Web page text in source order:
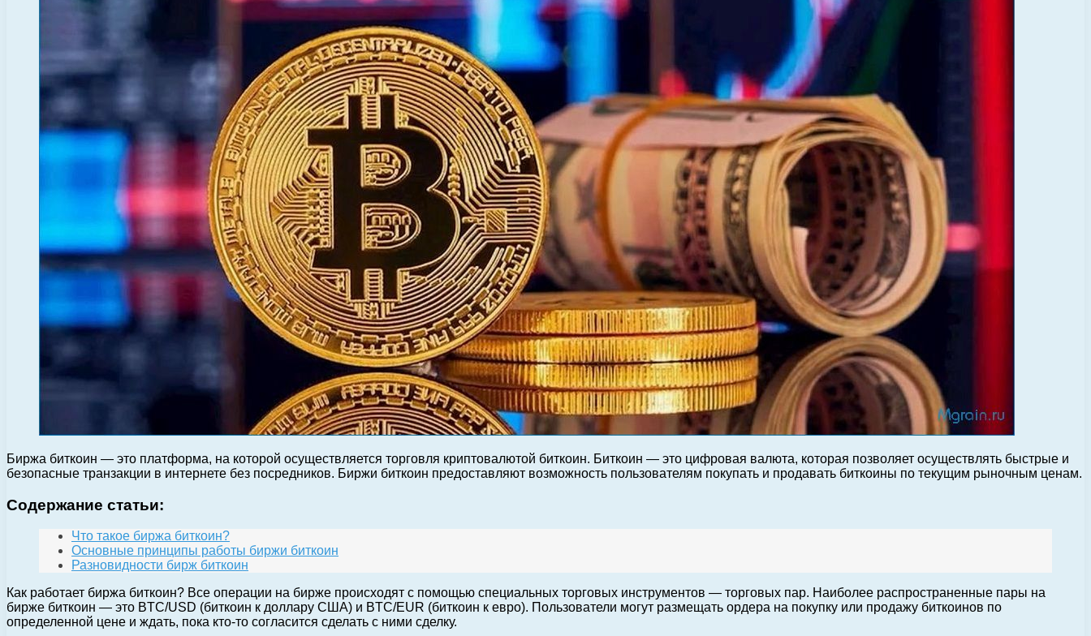
Биржа биткоин — это платформа, на которой осуществляется торговля криптовалютой биткоин. Биткоин — это цифровая валюта, которая позволяет осуществлять быстрые и
безопасные транзакции в интернете без посредников. Биржи биткоин предоставляют возможность пользователям покупать и продавать биткоины по текущим рыночным ценам.
Содержание статьи:
Что такое биржа биткоин?
Основные принципы работы биржи биткоин
Разновидности бирж биткоин
Как работает биржа биткоин? Все операции на бирже происходят с помощью специальных торговых инструментов — торговых пар. Наиболее распространенные пары на
бирже биткоин — это BTC/USD (биткоин к доллару США) и BTC/EUR (биткоин к евро). Пользователи могут размещать ордера на покупку или продажу биткоинов по
определенной цене и ждать, пока кто-то согласится сделать с ними сделку.